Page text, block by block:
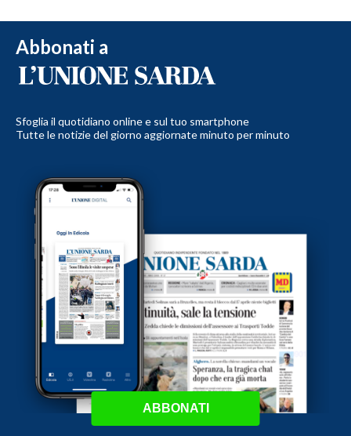
Abbonati a
Sfoglia il quotidiano online e sul tuo smartphone
Tutte le notizie del giorno aggiornate minuto per minuto
ABBONATI